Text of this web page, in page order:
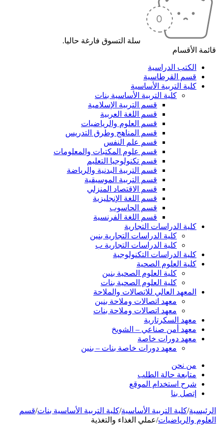
سلة التسوق فارغة حاليا.
قائمة الأقسام
الكتب الدراسية
قسم القرطاسية
كلية التربية الأساسية
كلية التربية الأساسية بنات
قسم التربية الإسلامية
قسم اللغة العربية
قسم العلوم والرياضيات
قسم المناهج وطرق التدريس
قسم علم النفس
قسم علوم المكتبات والمعلومات
قسم تكنولوجيا التعليم
قسم التربية البدنية والرياضة
قسم التربية الموسيقية
قسم الاقتصاد المنزلي
قسم اللغة الإنجليزية
قسم الحاسوب
قسم اللغة الفرنسية
كلية الدراسات التجارية
كلية الدراسات التجارية بنين
كلية الدراسات التجارية ب
كلية الدراسات التكنولوجية
كلية العلوم الصحية
كلية العلوم الصحية بنين
كلية العلوم الصحية بنات
المعهد العالي للاتصالات والملاحة
معهد اتصالات وملاحة بنين
معهد اتصالات وملاحة بنات
معهد السكرتارية
معهد أمن صناعي – الشويخ
معهد دورات خاصة
معهد دورات خاصة بنات – بنين
من نحن
متابعة حالة الطلب
شرح استخدام الموقع
إتصل بنا
الرئيسية/كلية التربية الأساسية/كلية التربية الأساسية بنات/قسم
العلوم والرياضيات/عملي الغذاء والتغذية